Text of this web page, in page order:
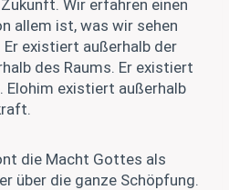
Wir erfahren einen
allem ist, was wir sehen
existiert außerhalb der
des Raums. Er existiert
Elohim existiert außerhalb
die Macht Gottes als
über die ganze Schöpfung.